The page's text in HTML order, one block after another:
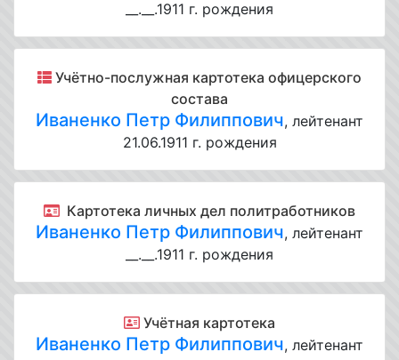
__.__.1911 г. рождения
Учётно-послужная картотека офицерского
состава
Иваненко Петр Филиппович, лейтенант
21.06.1911 г. рождения
Картотека личных дел политработников
Иваненко Петр Филиппович, лейтенант
__.__.1911 г. рождения
Учётная картотека
Иваненко Петр Филиппович, лейтенант